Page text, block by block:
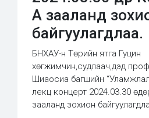
А зааланд
байгуулагдлаа.
БНХАУ-н Төрийн ятга Гуцин
хөгжимчин,судлаач,дэд
Шиаосиа багшийн
лекц концерт 2024.03.30
зааланд зохион